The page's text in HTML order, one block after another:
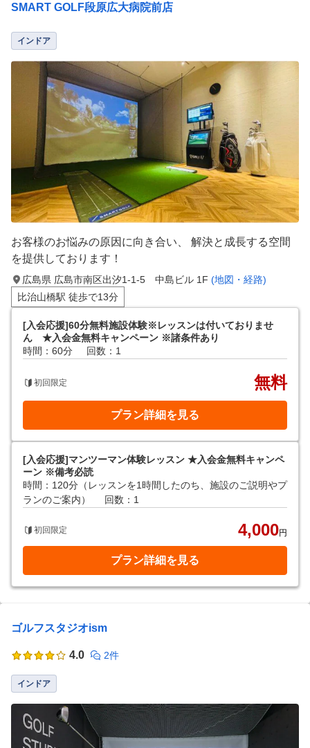
SMART GOLF段原広大病院前店
インドア
お客様のお悩みの原因に向き合い、 解決と成長する空間
を提供しております！
広島県 広島市南区出汐1-1-5 中島ビル 1F (地図・経路)
比治山橋駅 徒歩で13分
[入会応援]60分無料施設体験※レッスンは付いておりませ
ん ★入会金無料キャンペーン ※諸条件あり
時間：60分
回数：1
初回限定 無料
プラン詳細を見る
[入会応援]マンツーマン体験レッスン ★入会金無料キャンペ
ーン ※備考必読
時間：120分（レッスンを1時間したのち、施設のご説明やプ
ランのご案内）
回数：1
初回限定 4,000円
プラン詳細を見る
ゴルフスタジオism
4.0 2件
インドア